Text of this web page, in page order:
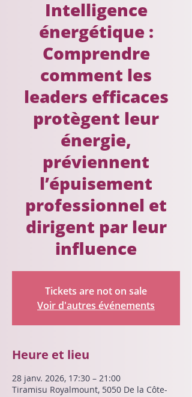
Intelligence
énergétique :
Comprendre
comment les
leaders efficaces
protègent leur
énergie,
préviennent
l’épuisement
professionnel et
dirigent par leur
influence
Tickets are not on sale
Voir d'autres événements
Heure et lieu
28 janv. 2026, 17:30 – 21:00
Tiramisu Royalmount, 5050 De la Côte-